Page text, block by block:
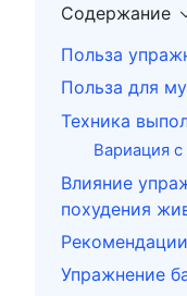
Содержание
Польза
Польза для
Техника
Вариация
Влияние
похудения
Рекомендации
Упражнение